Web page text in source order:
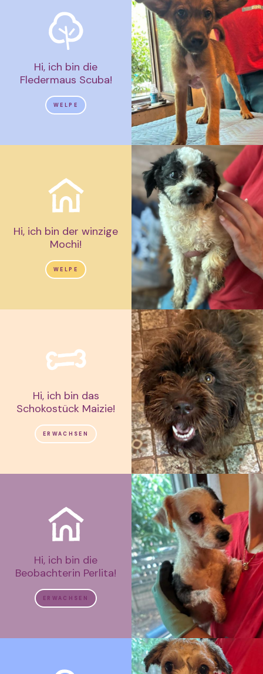
Hi, ich bin die
Fledermaus Scuba!
WELPE
Hi, ich bin der winzige
Mochi!
WELPE
Hi, ich bin das
Schokostück Maizie!
ERWACHSEN
Hi, ich bin die
Beobachterin Perlita!
ERWACHSEN